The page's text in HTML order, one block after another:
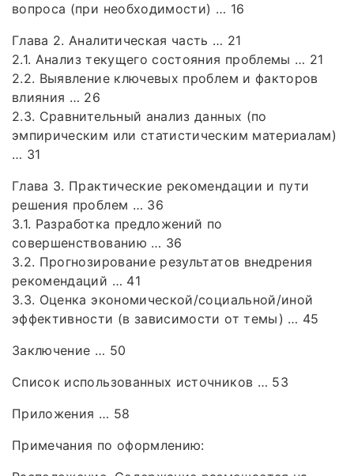
вопроса (при необходимости) … 16
Глава 2. Аналитическая часть … 21
2.1. Анализ текущего состояния проблемы … 21
2.2. Выявление ключевых проблем и факторов
влияния … 26
2.3. Сравнительный анализ данных (по
эмпирическим или статистическим материалам)
… 31
Глава 3. Практические рекомендации и пути
решения проблем … 36
3.1. Разработка предложений по
совершенствованию … 36
3.2. Прогнозирование результатов внедрения
рекомендаций … 41
3.3. Оценка экономической/социальной/иной
эффективности (в зависимости от темы) … 45
Заключение … 50
Список использованных источников … 53
Приложения … 58
Примечания по оформлению: